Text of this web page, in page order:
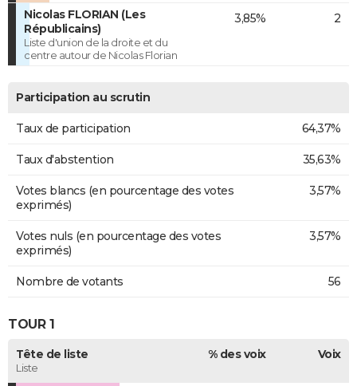
Nicolas FLORIAN (Les
Républicains)
Liste d'union de la droite et du
centre autour de Nicolas Florian
3,85% 2
Participation au scrutin
Taux de participation 64,37%
Taux d'abstention 35,63%
Votes blancs (en pourcentage des votes
exprimés)
3,57%
Votes nuls (en pourcentage des votes
exprimés)
3,57%
Nombre de votants 56
TOUR 1
Tête de liste
Liste
% des voix Voix